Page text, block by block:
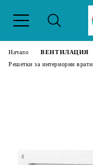
Начало ВЕНТИЛАЦИЯ
Решетки за интериорни врати